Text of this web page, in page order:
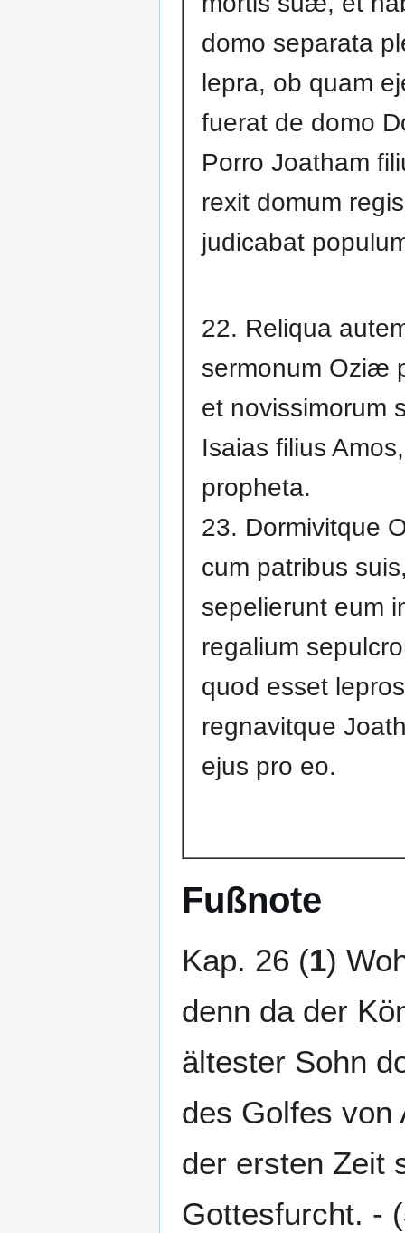
domo separata
lepra, ob quam
fuerat de domo
Porro Joatham
rexit domum
judicabat
22. Reliqua
sermonum Oziæ
et novissimorum
Isaias filius Amos,
propheta.
23. Dormivitque
cum patribus
sepelierunt eum
regalium
quod esset
regnavitque
ejus pro eo.
Fußnote
Kap. 26 (1)
denn da der
ältester Sohn
des Golfes von
der ersten Zeit
Gottesfurcht. - (